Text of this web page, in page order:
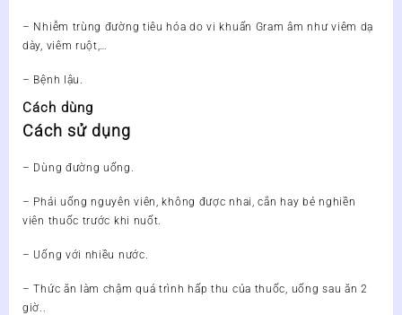
– Nhiễm trùng đường tiêu hóa do vi khuẩn Gram âm như viêm dạ
dày, viêm ruột,…
– Bệnh lậu.
Cách dùng
Cách sử dụng
– Dùng đường uống.
– Phải uống nguyên viên, không được nhai, cắn hay bẻ nghiền
viên thuốc trước khi nuốt.
– Uống với nhiều nước.
– Thức ăn làm chậm quá trình hấp thu của thuốc, uống sau ăn 2
giờ..